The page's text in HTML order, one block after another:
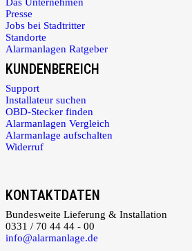
Presse
Jobs bei Stadtritter
Standorte
Alarmanlagen Ratgeber
KUNDENBEREICH
Support
Installateur suchen
OBD-Stecker finden
Alarmanlagen Vergleich
Alarmanlage aufschalten
Widerruf
KONTAKTDATEN
Bundesweite Lieferung & Installation
0331 / 70 44 44 - 00
info@alarmanlage.de